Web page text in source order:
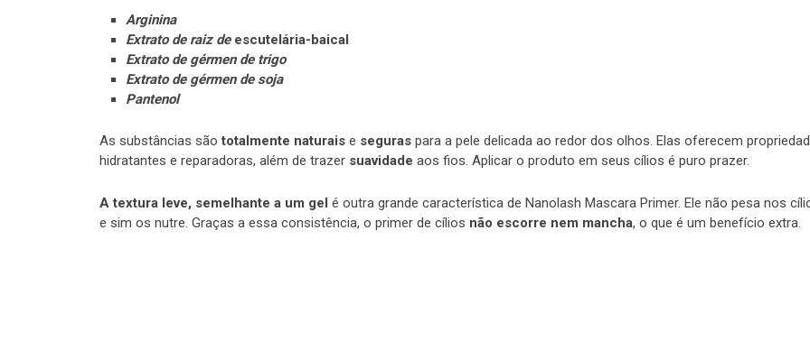
Arginina
Extrato de raiz de escutelária-baical
Extrato de gérmen de trigo
Extrato de gérmen de soja
Pantenol
As substâncias sãototalmente naturais e seguras para a pele delicada ao redor dos olhos. Elas oferecem
hidratantes e reparadoras, além de trazer suavidade aos fios. Aplicar o produto em seus cílios é puro prazer.
A textura leve, semelhante a um gel é outra grande característica de Nanolash Mascara Primer. Ele não pesa nos
e sim os nutre. Graças a essa consistência, o primer de cílios não escorre nem mancha, o que é um benefício extra.